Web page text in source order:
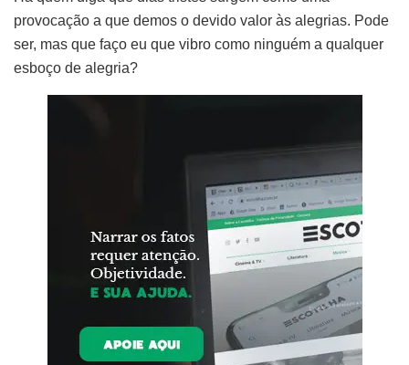
provocação a que demos o devido valor às alegrias. Pode
ser, mas que faço eu que vibro como ninguém a qualquer
esboço de alegria?